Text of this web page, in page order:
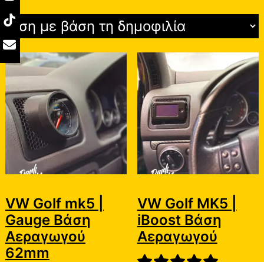
VW Golf mk5 |
Gauge Βάση
Αεραγωγού
62mm
VW Golf MK5 |
iBoost Βάση
Αεραγωγού